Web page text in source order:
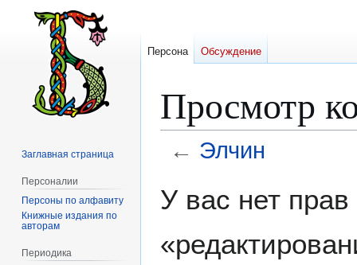
Просмотр
← Элчин
У вас нет
Персона Обсуждение
Заглавная страница
Персоналии
Персоны по алфавиту
Книжные издания по
авторам
Периодика